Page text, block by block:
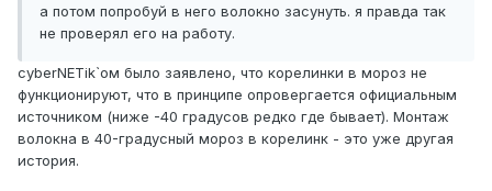
а потом попробуй в него волокно засунуть. я правда так
не проверял его на работу.
cyberNETik`ом было заявлено, что корелинки в мороз не
функционируют, что в принципе опровергается официальным
источником (ниже -40 градусов редко где бывает). Монтаж
волокна в 40-градусный мороз в корелинк - это уже другая
история.